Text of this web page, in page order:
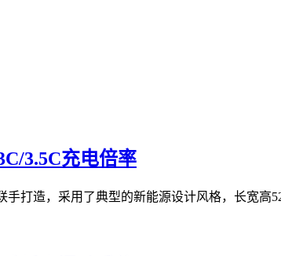
3.5C充电倍率
打造，采用了典型的新能源设计风格，长宽高